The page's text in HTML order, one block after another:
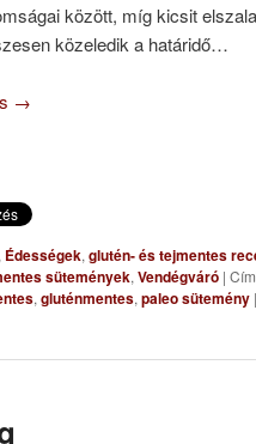
között, míg kicsit
közeledik a határidő…
→
Édességek, glutén- és tejmentes
sütemények, Vendégváró |
, gluténmentes, paleo sütemény |